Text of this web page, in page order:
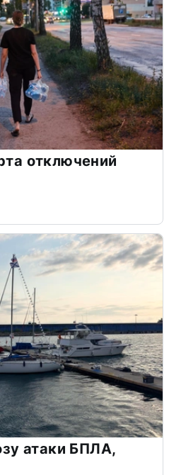
отключений
атаки БПЛА,